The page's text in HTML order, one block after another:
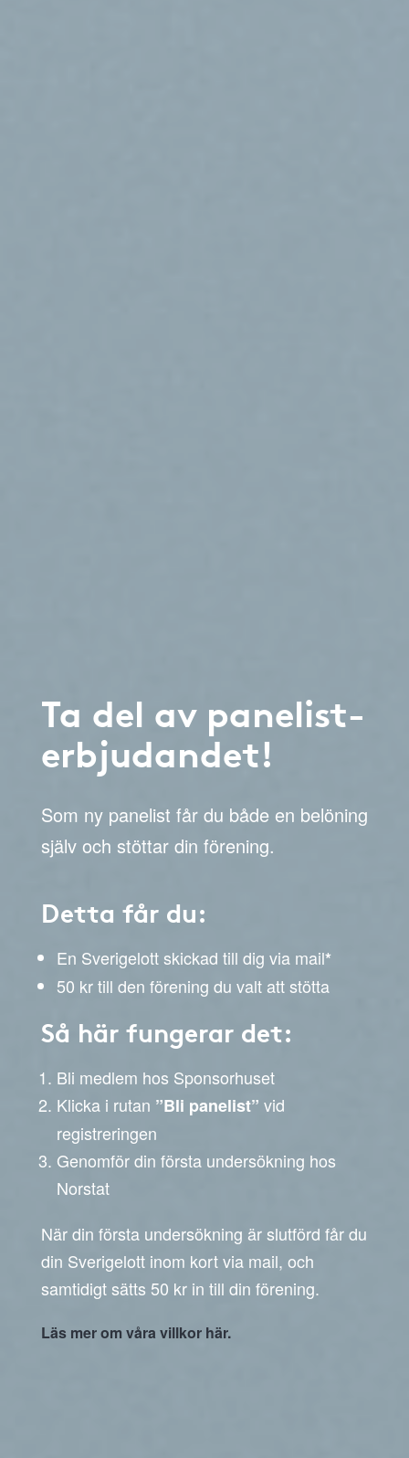
Ta del av panelist-
erbjudandet!
Som ny panelist får du både en belöning
själv och stöttar din förening.
Detta får du:
En Sverigelott skickad till dig via mail*
50 kr till den förening du valt att stötta
Så här fungerar det:
Bli medlem hos Sponsorhuset
Klicka i rutan ”Bli panelist” vid
registreringen
Genomför din första undersökning hos
Norstat
När din första undersökning är slutförd får du
din Sverigelott inom kort via mail, och
samtidigt sätts 50 kr in till din förening.
Läs mer om våra villkor här.